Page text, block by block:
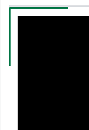
plus